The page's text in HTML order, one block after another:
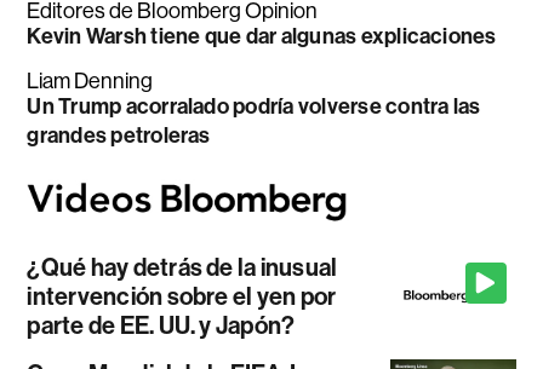
Editores de Bloomberg Opinion
Kevin Warsh tiene que dar algunas explicaciones
Liam Denning
Un Trump acorralado podría volverse contra las
grandes petroleras
¿Qué hay detrás de la inusual
intervención sobre el yen por
parte de EE. UU. y Japón?